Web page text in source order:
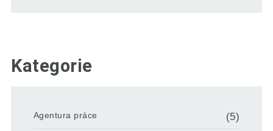
Kategorie
Agentura práce (5)